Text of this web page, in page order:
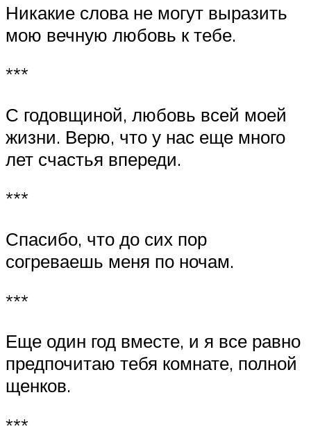
Никакие слова не могут выразить
мою вечную любовь к тебе.
***
С годовщиной, любовь всей моей
жизни. Верю, что у нас еще много
лет счастья впереди.
***
Спасибо, что до сих пор
согреваешь меня по ночам.
***
Еще один год вместе, и я все равно
предпочитаю тебя комнате, полной
щенков.